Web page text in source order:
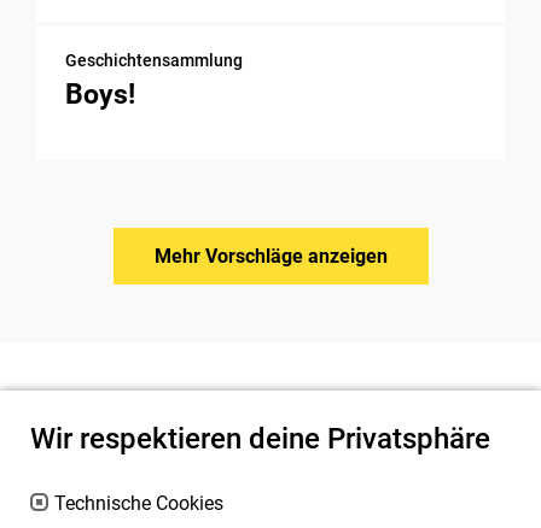
Geschichtensammlung
Boys!
Mehr Vorschläge anzeigen
Wir respektieren deine Privatsphäre
Technische Cookies